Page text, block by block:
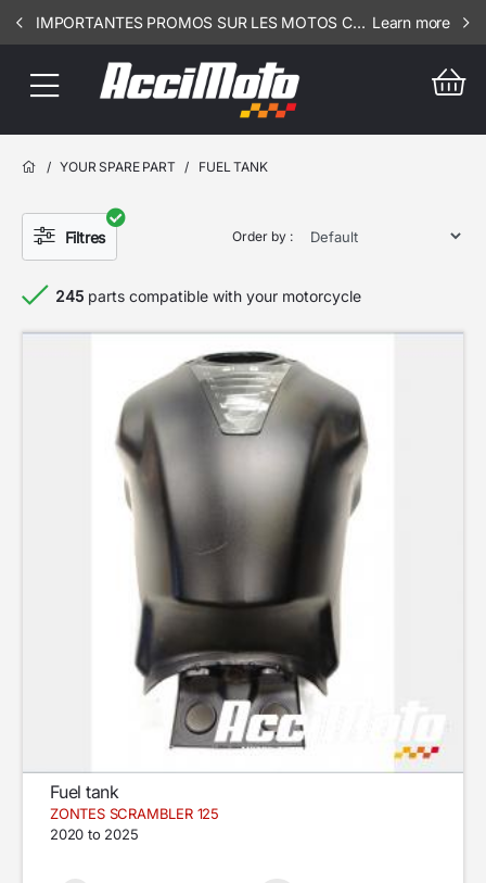
IMPORTANTES PROMOS SUR LES MOTOS COMPLETES !!! CONSULTEZ NOS ANNONCES ----- SCOOT - RIV - 1002 Learn more
/ YOUR SPARE PART / FUEL TANK
Filtres Order by :
245 parts compatible with your motorcycle
Fuel tank
ZONTES SCRAMBLER 125
2020 to 2025